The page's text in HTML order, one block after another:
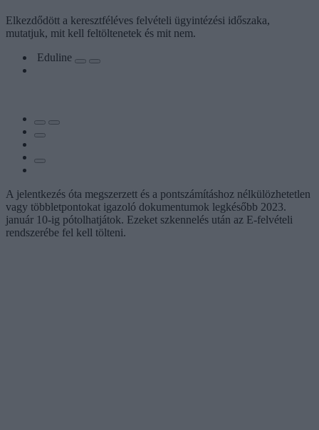
Elkezdődött a keresztféléves felvételi ügyintézési időszaka,
mutatjuk, mit kell feltöltenetek és mit nem.
Eduline
A jelentkezés óta megszerzett és a pontszámításhoz nélkülözhetetlen
vagy többletpontokat igazoló dokumentumok legkésőbb 2023.
január 10-ig pótolhatjátok. Ezeket szkennelés után az E-felvételi
rendszerébe fel kell tölteni.